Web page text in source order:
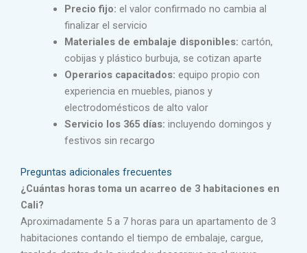
Precio fijo: el valor confirmado no cambia al
finalizar el servicio
Materiales de embalaje disponibles: cartón,
cobijas y plástico burbuja, se cotizan aparte
Operarios capacitados: equipo propio con
experiencia en muebles, pianos y
electrodomésticos de alto valor
Servicio los 365 días: incluyendo domingos y
festivos sin recargo
Preguntas adicionales frecuentes
¿Cuántas horas toma un acarreo de 3 habitaciones en
Cali?
Aproximadamente 5 a 7 horas para un apartamento de 3
habitaciones contando el tiempo de embalaje, cargue,